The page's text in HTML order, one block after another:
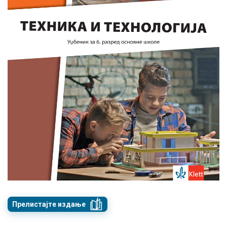
Прелистајте издање